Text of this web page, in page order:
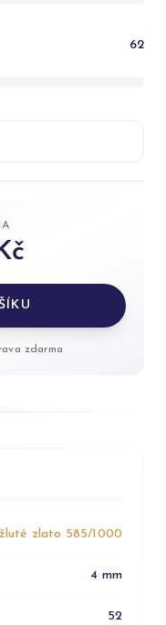
62
zdarma
zlato 585/1000
4 mm
52